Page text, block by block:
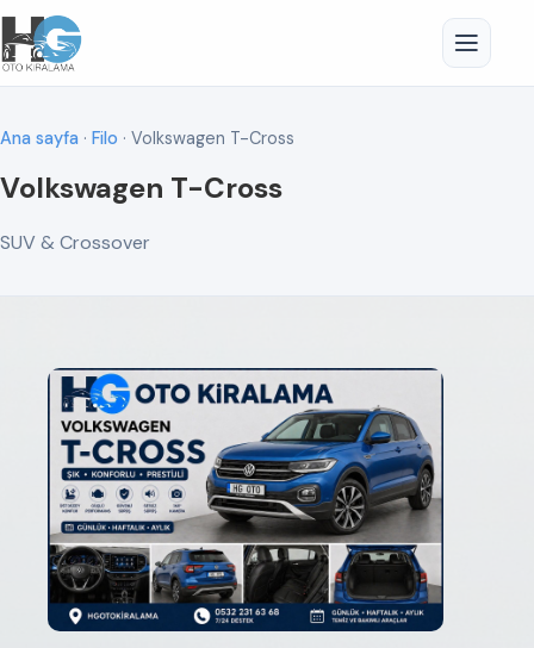
Ana sayfa · Filo · Volkswagen T-Cross
Volkswagen T-Cross
SUV & Crossover